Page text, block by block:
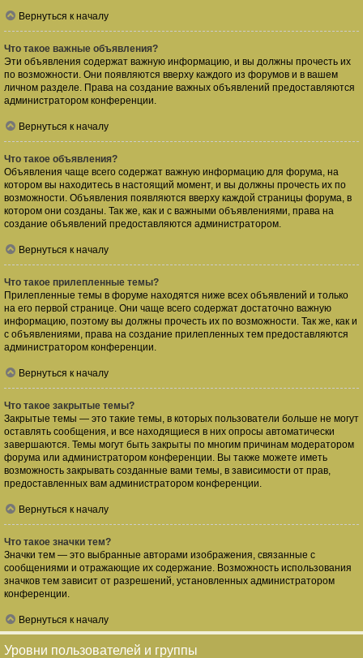
Вернуться к началу
Что такое важные объявления?
Эти объявления содержат важную информацию, и вы должны прочесть их
по возможности. Они появляются вверху каждого из форумов и в вашем
личном разделе. Права на создание важных объявлений предоставляются
администратором конференции.
Вернуться к началу
Что такое объявления?
Объявления чаще всего содержат важную информацию для форума, на
котором вы находитесь в настоящий момент, и вы должны прочесть их по
возможности. Объявления появляются вверху каждой страницы форума, в
котором они созданы. Так же, как и с важными объявлениями, права на
создание объявлений предоставляются администратором.
Вернуться к началу
Что такое прилепленные темы?
Прилепленные темы в форуме находятся ниже всех объявлений и только
на его первой странице. Они чаще всего содержат достаточно важную
информацию, поэтому вы должны прочесть их по возможности. Так же, как и
с объявлениями, права на создание прилепленных тем предоставляются
администратором конференции.
Вернуться к началу
Что такое закрытые темы?
Закрытые темы — это такие темы, в которых пользователи больше не могут
оставлять сообщения, и все находящиеся в них опросы автоматически
завершаются. Темы могут быть закрыты по многим причинам модератором
форума или администратором конференции. Вы также можете иметь
возможность закрывать созданные вами темы, в зависимости от прав,
предоставленных вам администратором конференции.
Вернуться к началу
Что такое значки тем?
Значки тем — это выбранные авторами изображения, связанные с
сообщениями и отражающие их содержание. Возможность использования
значков тем зависит от разрешений, установленных администратором
конференции.
Вернуться к началу
Уровни пользователей и группы